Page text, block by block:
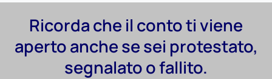
Ricorda che il conto ti viene
aperto anche se sei protestato,
segnalato o fallito.